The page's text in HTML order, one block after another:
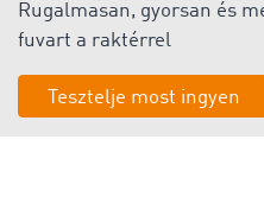
Rugalmasan, gyorsan és
fuvart a raktérrel
Tesztelje most ingyen